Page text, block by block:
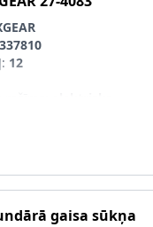
: 12
gaisa sūkņa